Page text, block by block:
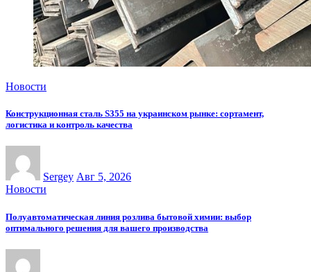
Новости
Конструкционная сталь S355 на украинском рынке: сортамент,
логистика и контроль качества
Sergey Авг 5, 2026
Новости
Полуавтоматическая линия розлива бытовой химии: выбор
оптимального решения для вашего производства